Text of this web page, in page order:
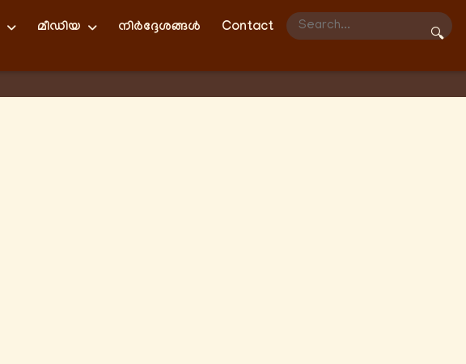
മീഡിയ നിർദ്ദേശങ്ങൾ Contact
🔍